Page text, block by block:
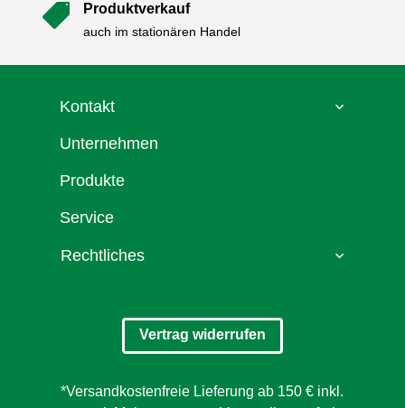
 Produktverkauf
auch im stationären Handel
Kontakt
Unternehmen
Produkte
Service
Rechtliches
Vertrag widerrufen
*Versandkostenfreie Lieferung ab 150 € inkl.